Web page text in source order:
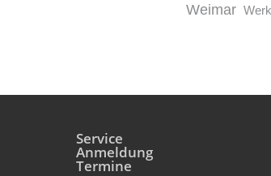
Weimar
Service
Anmeldung
Termine